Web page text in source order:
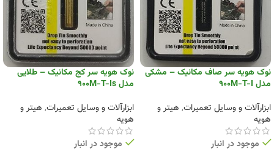
نوک هویه سر صاف مکانیک – مشکی
مدل 900M-T-I
ابزارآلات و وسایل تعمیرات, هیتر و
هویه
موجود در انبار
نوک هویه سر کج مکانیک – طلایی
مدل 900M-T-Is
ابزارآلات و وسایل تعمیرات, هیتر و
هویه
موجود در انبار